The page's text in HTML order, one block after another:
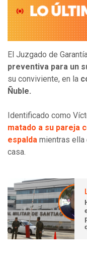
El Juzgado de
preventiva para un
su conviviente, en la
Ñuble.
Identificado como
matado a su pareja
espalda mientras ella
casa.